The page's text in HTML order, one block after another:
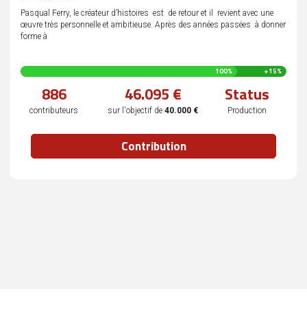
Pasqual Ferry, le créateur d’histoires est de retour et il revient avec une
œuvre très personnelle et ambitieuse. Après des années passées à donner
forme à
115
complété
100% +15%
886
contributeurs
46.095 €
sur l'objectif de40.000 €
Status
Production
Contribution